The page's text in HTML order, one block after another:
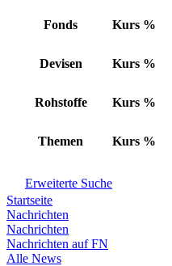
Fonds Kurs %
Devisen Kurs %
Rohstoffe Kurs %
Themen Kurs %
Erweiterte Suche
Startseite
Nachrichten
Nachrichten
Nachrichten auf FN
Alle News